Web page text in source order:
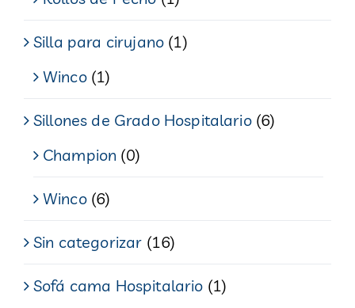
Silla para cirujano (1)
Winco (1)
Sillones de Grado Hospitalario (6)
Champion (0)
Winco (6)
Sin categorizar (16)
Sofá cama Hospitalario (1)